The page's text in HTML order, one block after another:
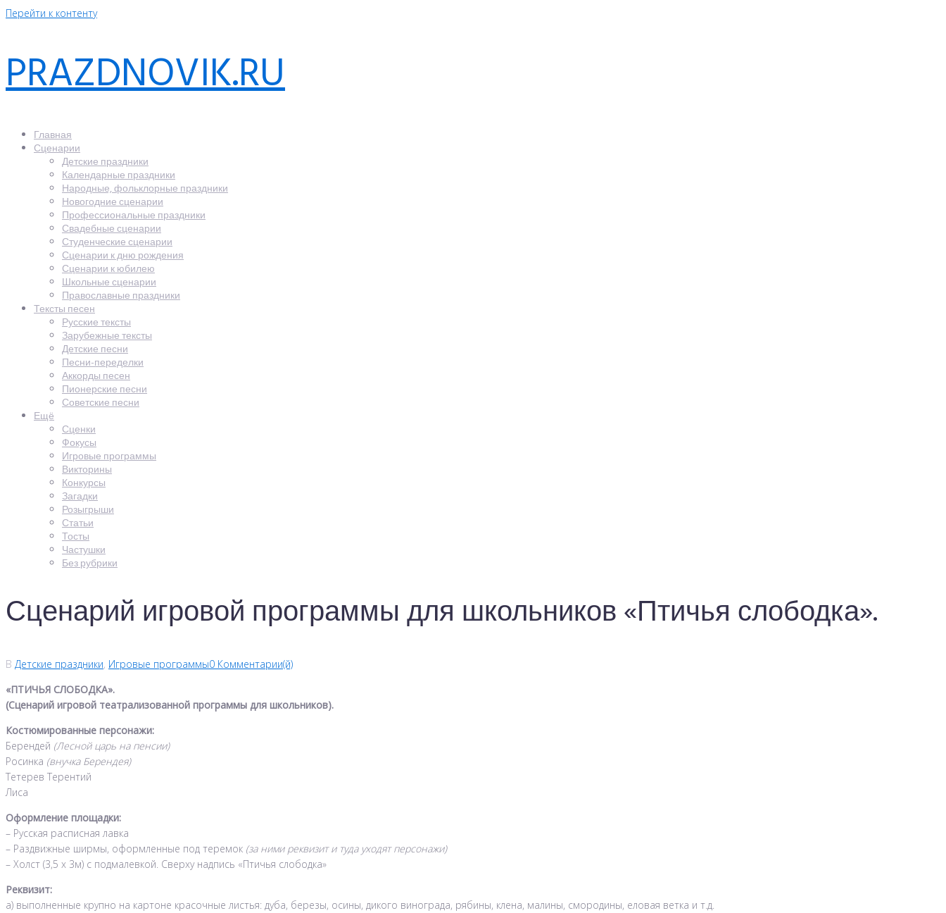
Перейти к контенту
PRAZDNOVIK.RU
Главная
Сценарии
Детские праздники
Календарные праздники
Народные, фольклорные праздники
Новогодние сценарии
Профессиональные праздники
Свадебные сценарии
Студенческие сценарии
Сценарии к дню рождения
Сценарии к юбилею
Школьные сценарии
Православные праздники
Тексты песен
Русские тексты
Зарубежные тексты
Детские песни
Песни-переделки
Аккорды песен
Пионерские песни
Советские песни
Ещё
Сценки
Фокусы
Игровые программы
Викторины
Конкурсы
Загадки
Розыгрыши
Статьи
Тосты
Частушки
Без рубрики
Сценарий игровой программы для школьников «Птичья слободка».
В Детские праздники, Игровые программы0 Комментарии(й)
«ПТИЧЬЯ СЛОБОДКА».
(Сценарий игровой театрализованной программы для школьников).
Костюмированные персонажи:
Берендей (Лесной царь на пенсии)
Росинка (внучка Берендея)
Тетерев Терентий
Лиса
Оформление площадки:
– Русская расписная лавка
– Раздвижные ширмы, оформленные под теремок (за ними реквизит и туда уходят персонажи)
– Холст (3,5 х 3м) с подмалевкой. Сверху надпись «Птичья слободка»
Реквизит:
а) выполненные крупно на картоне красочные листья: дуба, березы, осины, дикого винограда, рябины, клена, малины, смородины, еловая ветка и т.д.